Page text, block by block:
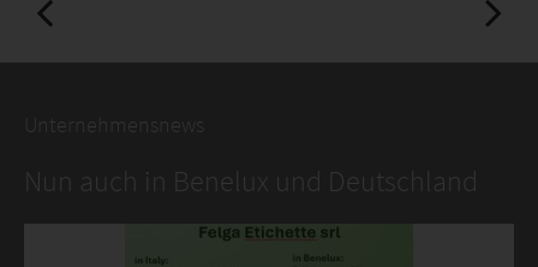
Unternehmensnews
Nun auch in Benelux und Deutschland